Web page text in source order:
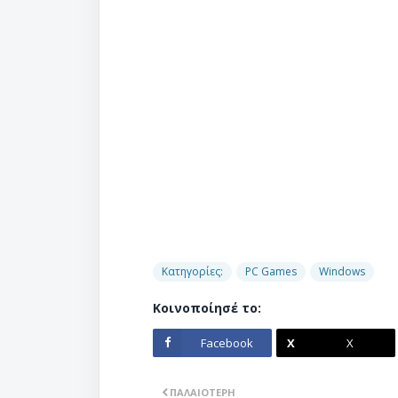
Κατηγορίες: PC Games Windows
Κοινοποίησέ το:
Facebook
X
ΠΑΛΑΙΌΤΕΡΗ